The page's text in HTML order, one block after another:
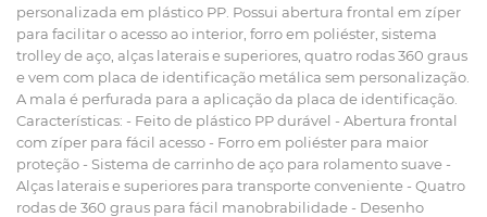
personalizada em plástico PP. Possui abertura frontal em zíper
para facilitar o acesso ao interior, forro em poliéster, sistema
trolley de aço, alças laterais e superiores, quatro rodas 360 graus
e vem com placa de identificação metálica sem personalização.
A mala é perfurada para a aplicação da placa de identificação.
Características: - Feito de plástico PP durável - Abertura frontal
com zíper para fácil acesso - Forro em poliéster para maior
proteção - Sistema de carrinho de aço para rolamento suave -
Alças laterais e superiores para transporte conveniente - Quatro
rodas de 360 ​​graus para fácil manobrabilidade - Desenho